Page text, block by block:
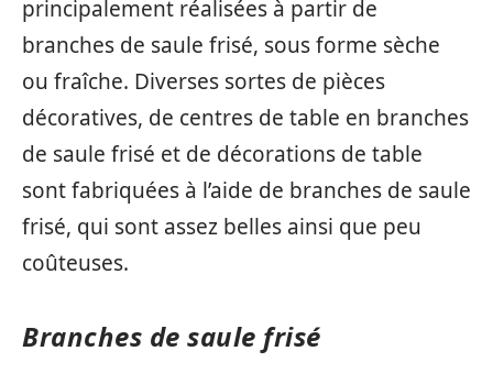
principalement réalisées à partir de
branches de saule frisé, sous forme sèche
ou fraîche. Diverses sortes de pièces
décoratives, de centres de table en branches
de saule frisé et de décorations de table
sont fabriquées à l’aide de branches de saule
frisé, qui sont assez belles ainsi que peu
coûteuses.
Branches de saule frisé